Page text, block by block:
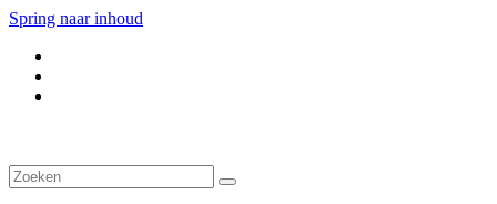
Spring naar inhoud